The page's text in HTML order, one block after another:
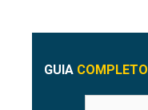
GUIA COMPLETO